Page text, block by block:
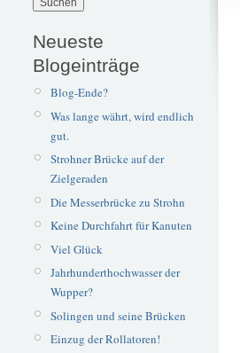
Neueste
Blogeinträge
Blog-Ende?
Was lange währt, wird endlich
gut.
Strohner Brücke auf der
Zielgeraden
Die Messerbrücke zu Strohn
Keine Durchfahrt für Kanuten
Viel Glück
Jahrhunderthochwasser der
Wupper?
Solingen und seine Brücken
Einzug der Rollatoren!